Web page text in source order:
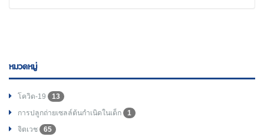
หมวดหมู่
โควิด-19
13
การปลูกถ่ายเซลล์ต้นกำเนิดในเด็ก
1
จิตเวช
65